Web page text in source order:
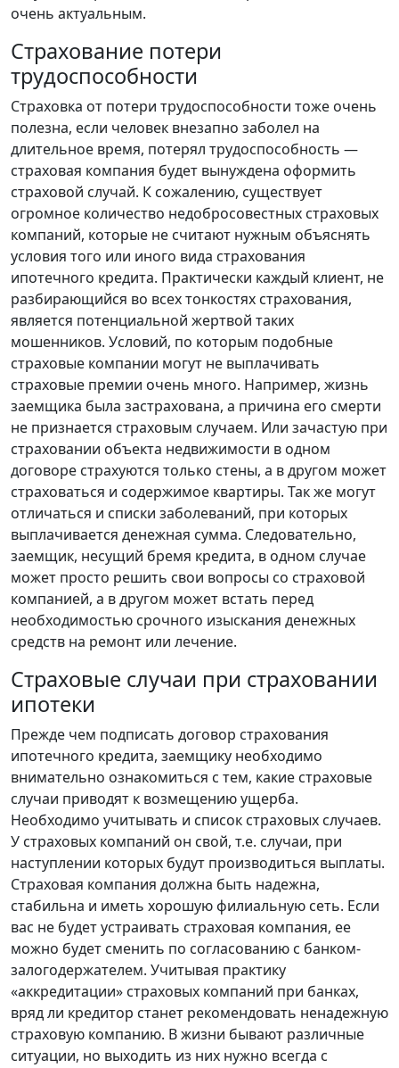
очень актуальным.
Страхование потери
трудоспособности
Страховка от потери трудоспособности тоже очень
полезна, если человек внезапно заболел на
длительное время, потерял трудоспособность —
страховая компания будет вынуждена оформить
страховой случай. К сожалению, существует
огромное количество недобросовестных страховых
компаний, которые не считают нужным объяснять
условия того или иного вида страхования
ипотечного кредита. Практически каждый клиент, не
разбирающийся во всех тонкостях страхования,
является потенциальной жертвой таких
мошенников. Условий, по которым подобные
страховые компании могут не выплачивать
страховые премии очень много. Например, жизнь
заемщика была застрахована, а причина его смерти
не признается страховым случаем. Или зачастую при
страховании объекта недвижимости в одном
договоре страхуются только стены, а в другом может
страховаться и содержимое квартиры. Так же могут
отличаться и списки заболеваний, при которых
выплачивается денежная сумма. Следовательно,
заемщик, несущий бремя кредита, в одном случае
может просто решить свои вопросы со страховой
компанией, а в другом может встать перед
необходимостью срочного изыскания денежных
средств на ремонт или лечение.
Страховые случаи при страховании
ипотеки
Прежде чем подписать договор страхования
ипотечного кредита, заемщику необходимо
внимательно ознакомиться с тем, какие страховые
случаи приводят к возмещению ущерба.
Необходимо учитывать и список страховых случаев.
У страховых компаний он свой, т.е. случаи, при
наступлении которых будут производиться выплаты.
Страховая компания должна быть надежна,
стабильна и иметь хорошую филиальную сеть. Если
вас не будет устраивать страховая компания, ее
можно будет сменить по согласованию с банком-
залогодержателем. Учитывая практику
«аккредитации» страховых компаний при банках,
вряд ли кредитор станет рекомендовать ненадежную
страховую компанию. В жизни бывают различные
ситуации, но выходить из них нужно всегда с